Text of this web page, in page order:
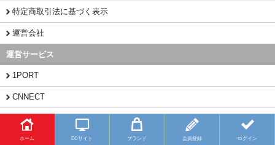
ホーム ECサイト ブランド 会員登録 ログイン
特定商取引法に基づく表示
運営会社
運営サービス
1PORT
CNNECT
CHINAMART
Copyright (C) 2026 BUYFY.JP All Rights Reserved.